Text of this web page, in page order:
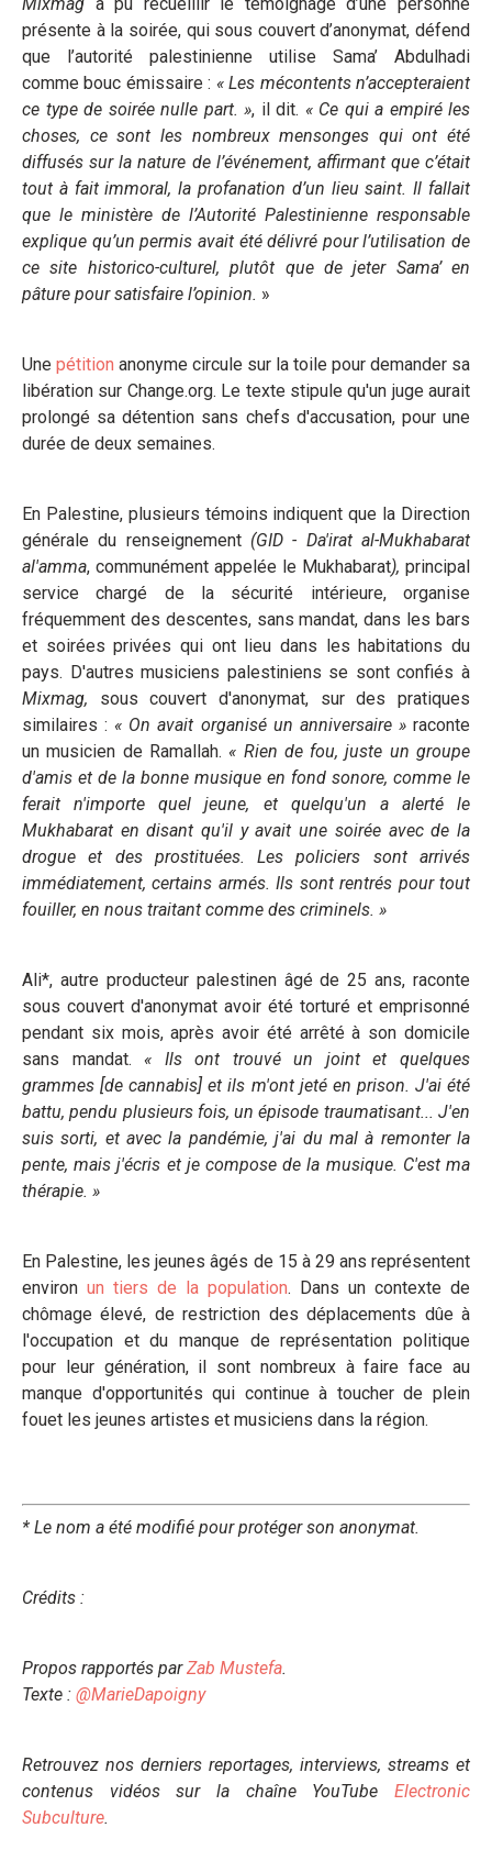
présente à la soirée, qui sous couvert d’anonymat, défend
que l’autorité palestinienne utilise Sama’ Abdulhadi
comme bouc émissaire : « Les mécontents n’accepteraient
ce type de soirée nulle part. », il dit. « Ce qui a empiré les
choses, ce sont les nombreux mensonges qui ont été
diffusés sur la nature de l’événement, affirmant que c’était
tout à fait immoral, la profanation d’un lieu saint. Il fallait
que le ministère de l’Autorité Palestinienne responsable
explique qu’un permis avait été délivré pour l’utilisation de
ce site historico-culturel, plutôt que de jeter Sama’ en
pâture pour satisfaire l’opinion. »
Une pétition anonyme circule sur la toile pour demander sa
libération sur Change.org. Le texte stipule qu'un juge aurait
prolongé sa détention sans chefs d'accusation, pour une
durée de deux semaines.
En Palestine, plusieurs témoins indiquent que la Direction
générale du renseignement (GID - Da'irat al-Mukhabarat
al'amma, communément appelée le Mukhabarat), principal
service chargé de la sécurité intérieure, organise
fréquemment des descentes, sans mandat, dans les bars
et soirées privées qui ont lieu dans les habitations du
pays. D'autres musiciens palestiniens se sont confiés à
Mixmag, sous couvert d'anonymat, sur des pratiques
similaires : « On avait organisé un anniversaire »raconte
un musicien de Ramallah. « Rien de fou, juste un groupe
d'amis et de la bonne musique en fond sonore, comme le
ferait n'importe quel jeune, et quelqu'un a alerté le
Mukhabarat en disant qu'il y avait une soirée avec de la
drogue et des prostituées. Les policiers sont arrivés
immédiatement, certains armés. Ils sont rentrés pour tout
fouiller, en nous traitant comme des criminels. »
Ali*, autre producteur palestinen âgé de 25 ans, raconte
sous couvert d'anonymat avoir été torturé et emprisonné
pendant six mois, après avoir été arrêté à son domicile
sans mandat. « Ils ont trouvé un joint et quelques
grammes [de cannabis] et ils m'ont jeté en prison. J'ai été
battu, pendu plusieurs fois, un épisode traumatisant... J'en
suis sorti, et avec la pandémie, j'ai du mal à remonter la
pente, mais j'écris et je compose de la musique. C'est ma
thérapie. »
En Palestine, les jeunes âgés de 15 à 29 ans représentent
environ un tiers de la population. Dans un contexte de
chômage élevé, de restriction des déplacements dûe à
l'occupation et du manque de représentation politique
pour leur génération, il sont nombreux à faire face au
manque d'opportunités qui continue à toucher de plein
fouet les jeunes artistes et musiciens dans la région.
* Le nom a été modifié pour protéger son anonymat.
Crédits :
Propos rapportés parZab Mustefa.
Texte : @MarieDapoigny
Retrouvez nos derniers reportages, interviews, streams et
contenus vidéos sur la chaîne YouTube Electronic
Subculture.